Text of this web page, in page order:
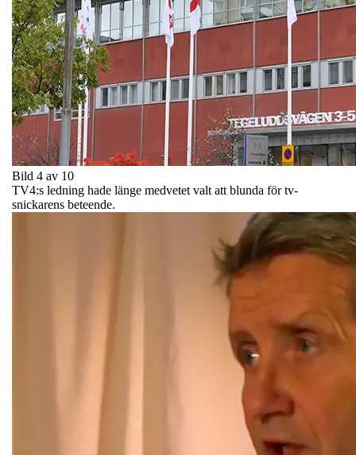
Bild 4 av 10
TV4:s ledning hade länge medvetet valt att blunda för tv-
snickarens beteende.